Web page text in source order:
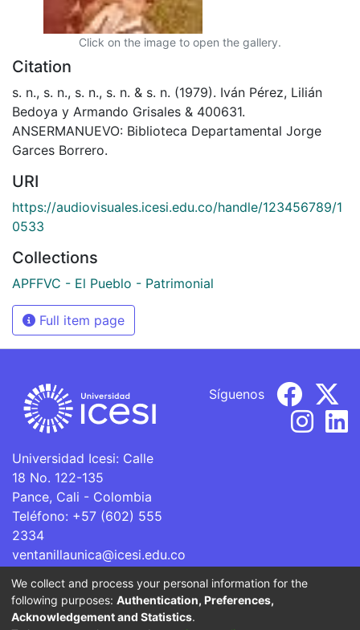
Click on the image to open the gallery.
Citation
s. n., s. n., s. n., s. n. & s. n. (1979). Iván Pérez, Lilián
Bedoya y Armando Grisales & 400631.
ANSERMANUEVO: Biblioteca Departamental Jorge
Garces Borrero.
URI
https://audiovisuales.icesi.edu.co/handle/123456789/1
0533
Collections
APFFVC - El Pueblo - Patrimonial
Full item page
Universidad Icesi: Calle
18 No. 122-135
Pance, Cali - Colombia
Teléfono: +57 (602) 555
2334
ventanillaunica@icesi.edu.co
Síguenos
La Universidad Icesi es una Institución de Educación
Superior que se encuentra sujeta a inspección y vigilancia
We collect and process your personal information for the
following purposes: Authentication, Preferences,
Acknowledgement and Statistics.